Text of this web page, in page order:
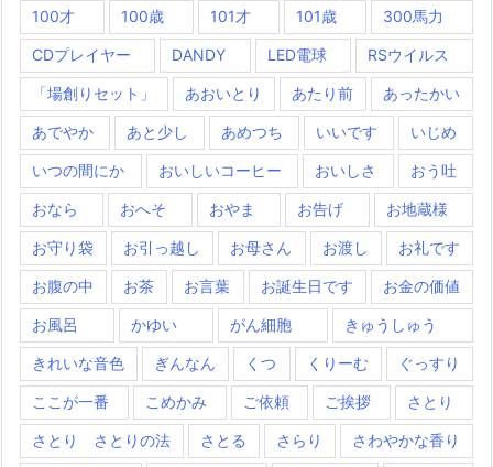
100才 100歳 101才 101歳 300馬力
CDプレイヤー DANDY LED電球 RSウイルス
「場創りセット」 あおいとり あたり前 あったかい
あでやか あと少し あめつち いいです いじめ
いつの間にか おいしいコーヒー おいしさ おう吐
おなら おへそ おやま お告げ お地蔵様
お守り袋 お引っ越し お母さん お渡し お礼です
お腹の中 お茶 お言葉 お誕生日です お金の価値
お風呂 かゆい がん細胞 きゅうしゅう
きれいな音色 ぎんなん くつ くりーむ ぐっすり
ここが一番 こめかみ ご依頼 ご挨拶 さとり
さとり さとりの法 さとる さらり さわやかな香り